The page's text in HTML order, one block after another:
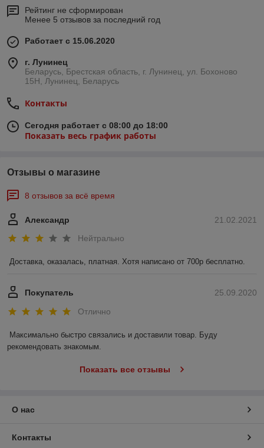
Рейтинг не сформирован
Менее 5 отзывов за последний год
Работает с 15.06.2020
г. Лунинец
Беларусь, Брестская область, г. Лунинец, ул. Бохоново
15Н, Лунинец, Беларусь
Контакты
Сегодня работает с 08:00 до 18:00
Показать весь график работы
Отзывы о магазине
8 отзывов за всё время
21.02.2021
Александр
Нейтрально
Доставка, оказалась, платная. Хотя написано от 700р бесплатно.
25.09.2020
Покупатель
Отлично
Максимально быстро связались и доставили товар. Буду
рекомендовать знакомым.
Показать все отзывы
О нас
Контакты